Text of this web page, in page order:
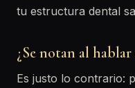
tu estructura dental
¿Se notan al
Es justo lo contrario: